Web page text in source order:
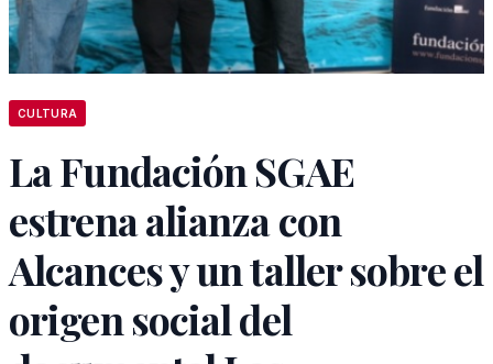
CULTURA
La Fundación SGAE
estrena alianza con
Alcances y un taller sobre el
origen social del